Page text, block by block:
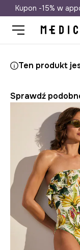
Kupon -15% w
Ten produkt
Sprawdź